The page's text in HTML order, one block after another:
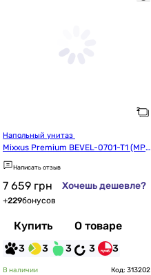
Mixxus Premium BEVEL-0701-T1 (MP
6597)
Написать отзыв
7 659 грн Хочешь дешевле?
+229бонусов
Купить О товаре
3 3 3 3 3
В наличии Код: 313202